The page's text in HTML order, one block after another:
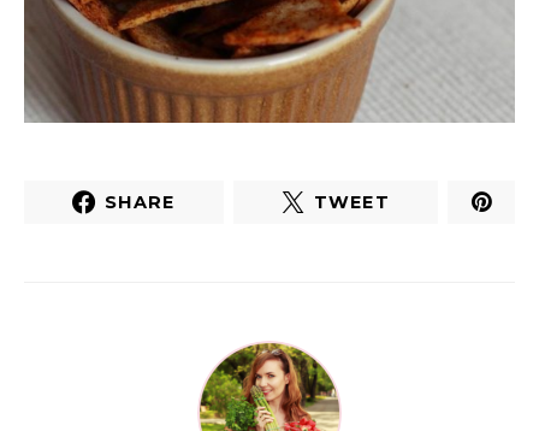
SHARE TWEET